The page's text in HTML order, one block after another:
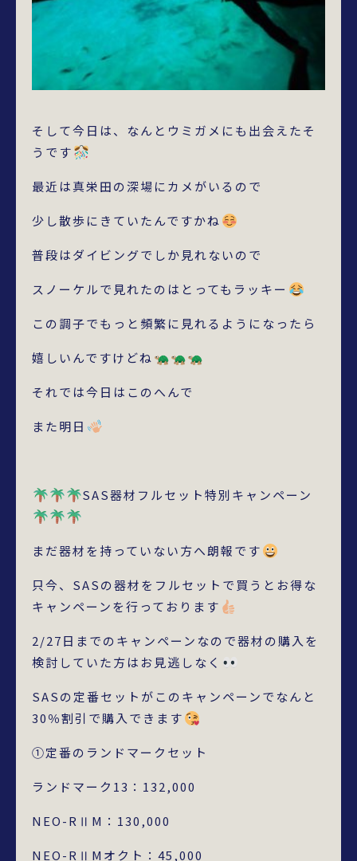
そして今日は、なんとウミガメにも出会えたそ
うです
最近は真栄田の深場にカメがいるので
少し散歩にきていたんですかね
普段はダイビングでしか見れないので
スノーケルで見れたのはとってもラッキー
この調子でもっと頻繁に見れるようになったら
嬉しいんですけどね
それでは今日はこのへんで
また明日
SAS器材フルセット特別キャンペーン
まだ器材を持っていない方へ朗報です
只今、SASの器材をフルセットで買うとお得な
キャンペーンを行っております
2/27日までのキャンペーンなので器材の購入を
検討していた方はお見逃しなく
SASの定番セットがこのキャンペーンでなんと
30％割引で購入できます
①定番のランドマークセット
ランドマーク13：132,000
NEO-RⅡM：130,000
NEO-RⅡMオクト：45,000